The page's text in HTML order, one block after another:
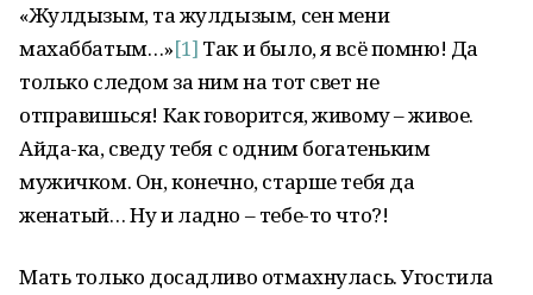
«Жулдызым, таң жулдызым, сен мениң
махаббатым…»[1] Так и было, я всё помню! Да
только следом за ним на тот свет не
отправишься! Как говорится, живому – живое.
Айда-ка, сведу тебя с одним богатеньким
мужичком. Он, конечно, старше тебя да
женатый… Ну и ладно – тебе-то что?!
Мать только досадливо отмахнулась. Угостила